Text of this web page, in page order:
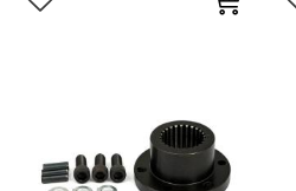
Lägg till i favoriter